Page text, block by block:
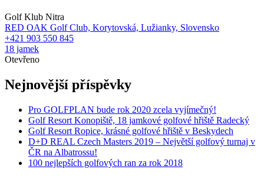
Golf Klub Nitra
RED OAK Golf Club, Korytovská, Lužianky, Slovensko
+421 903 550 845
18 jamek
Otevřeno
Nejnovější příspěvky
Pro GOLFPLAN bude rok 2020 zcela vyjímečný!
Golf Resort Konopiště, 18 jamkové golfové hřiště Radecký
Golf Resort Ropice, krásné golfové hřiště v Beskydech
D+D REAL Czech Masters 2019 – Největší golfový turnaj v
ČR na Albatrossu!
100 nejlepších golfových ran za rok 2018